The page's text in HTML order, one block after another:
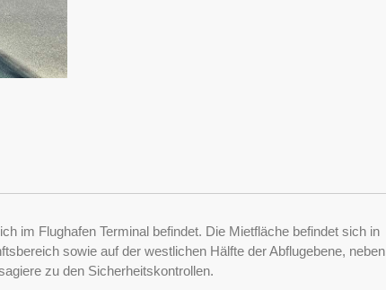
im Flughafen Terminal befindet. Die Mietfläche befindet sich in
sowie auf der westlichen Hälfte der Abflugebene, neben
zu den Sicherheitskontrollen.